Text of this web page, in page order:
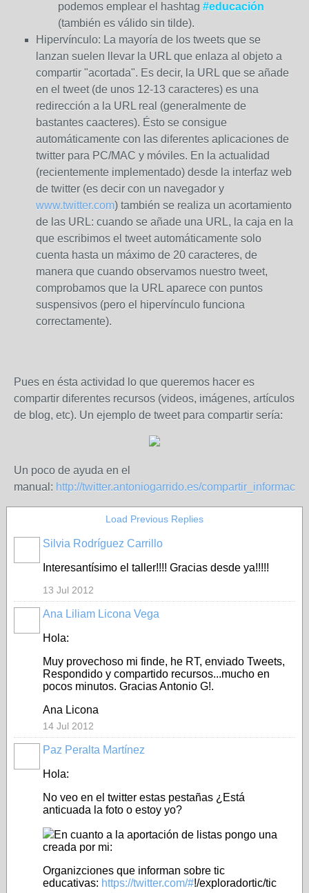
podemos emplear el hashtag #educación
(también es válido sin tilde).
Hipervínculo: La mayoría de los tweets que se
lanzan suelen llevar la URL que enlaza al objeto a
compartir "acortada". Es decir, la URL que se añade
en el tweet (de unos 12-13 caracteres) es una
redirección a la URL real (generalmente de
bastantes caacteres). Ésto se consigue
automáticamente con las diferentes aplicaciones de
twitter para PC/MAC y móviles. En la actualidad
(recientemente implementado) desde la interfaz web
de twitter (es decir con un navegador y
www.twitter.com) también se realiza un acortamiento
de las URL: cuando se añade una URL, la caja en la
que escribimos el tweet automáticamente solo
cuenta hasta un máximo de 20 caracteres, de
manera que cuando observamos nuestro tweet,
comprobamos que la URL aparece con puntos
suspensivos (pero el hipervínculo funciona
correctamente).
Pues en ésta actividad lo que queremos hacer es
compartir diferentes recursos (videos, imágenes, artículos
de blog, etc). Un ejemplo de tweet para compartir sería:
Un poco de ayuda en el
manual: http://twitter.antoniogarrido.es/
Load Previous Replies
Silvia Rodríguez Carrillo
Interesantísimo el taller!!!! Gracias desde ya!!!!!
13 Jul 2012
Ana Liliam Licona Vega
Hola:
Muy provechoso mi finde, he RT, enviado Tweets,
Respondido y compartido recursos...mucho en
pocos minutos. Gracias Antonio G!.
Ana Licona
14 Jul 2012
Paz Peralta Martínez
Hola:
No veo en el twitter estas pestañas ¿Está
anticuada la foto o estoy yo?
En cuanto a la aportación de listas pongo una
creada por mi:
Organizciones que informan sobre tic
educativas: https://twitter.com/#!/exploradortic/tic